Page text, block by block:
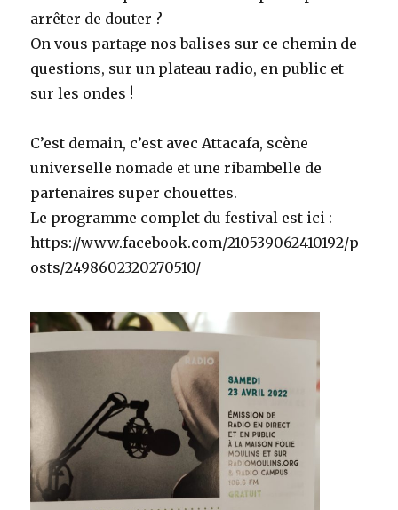
arrêter de douter ?
On vous partage nos balises sur ce chemin de
questions, sur un plateau radio, en public et
sur les ondes !
C’est demain, c’est avec Attacafa, scène
universelle nomade et une ribambelle de
partenaires super chouettes.
Le programme complet du festival est ici :
https://www.facebook.com/210539062410192/p
osts/2498602320270510/